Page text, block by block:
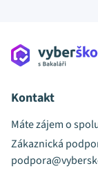
Kontakt
Máte zájem o
Zákaznická